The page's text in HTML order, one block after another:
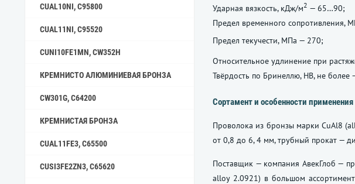
CUAL10NI, C95800
CUAL11NI, C95520
CUNI10FE1MN, CW352H
КРЕМНИСТО АЛЮМИНИЕВАЯ БРОНЗА
CW301G, C64200
КРЕМНИСТАЯ БРОНЗА
CUAL11FE3, C65500
CUSI3FE2ZN3, C65620
Ударная вязкость, кДж/м2 — 65…90;
Предел временного сопротивления,
Предел текучести, МПа — 270;
Относительное удлинение при
Твёрдость по Бринеллю, НВ, не более
Сортамент и особенности применения
Проволока из бронзы марки CuAl8
от 0,8 до 6, 4 мм, трубный прокат —
Поставщик — компания АвекГлоб —
alloy 2.0921) в большом